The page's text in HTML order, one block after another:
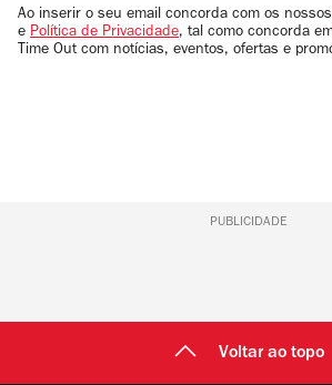
email
Ao inserir o seu email concorda com os nossos
e Política de Privacidade, tal como concorda
Time Out com notícias, eventos, ofertas e
PUBLICIDADE
Voltar ao topo